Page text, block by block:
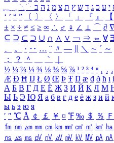
ִֶֹ ֻּ ׁׂ י ע כ ג ד ש ץ ת צ מ נ ה ב
‘ ’ “ ” 〔 〕 〈 〉 「 」 『 』 【
± × ÷ ≠ ≤ ≥ ∞ ∴ ♂ ♀ ∠ ⊥ ⌒ ∂ ∇
⊆ ⊇ ⊂ ⊃ ∪ ∩ ∧ ∨ ￢ ⇒ ⇔ ∀ ∃
、
。 · ‥ … ¨ 〃 ― ＼ ∼ ´ ～
；
？ ＾ ｀
½ ⅓ ⅔ ¼ ¾ ⅛ ⅜ ⅝ ⅞ ¹ ² ³ ⁴ ⁿ ₁ ₂ ₃
Æ Ð Ħ Ĳ Ł Ø Œ Þ Ŧ Ŋ æ đ ð ħ ı
А Б В Г Д Е Ё Ж З И Й К Л М
Ы Ь Э Ю Я а б в г д е ё ж з и й
ы ь э ю я
′ ″ ℃ Å ￠ ￡ ￥ ¤ ℉ ‰ ＄ ％ Ｆ
㎙ ㎚ ㎛ ㎜ ㎝ ㎞ ㎟ ㎠ ㎡ ㎢ ㏊
㎱ ㎲ ㎳ ㎴ ㎵ ㎶ ㎷ ㎸ ㎹ ㎀ ㎁